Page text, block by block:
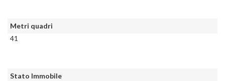
Metri quadri
41
Stato Immobile